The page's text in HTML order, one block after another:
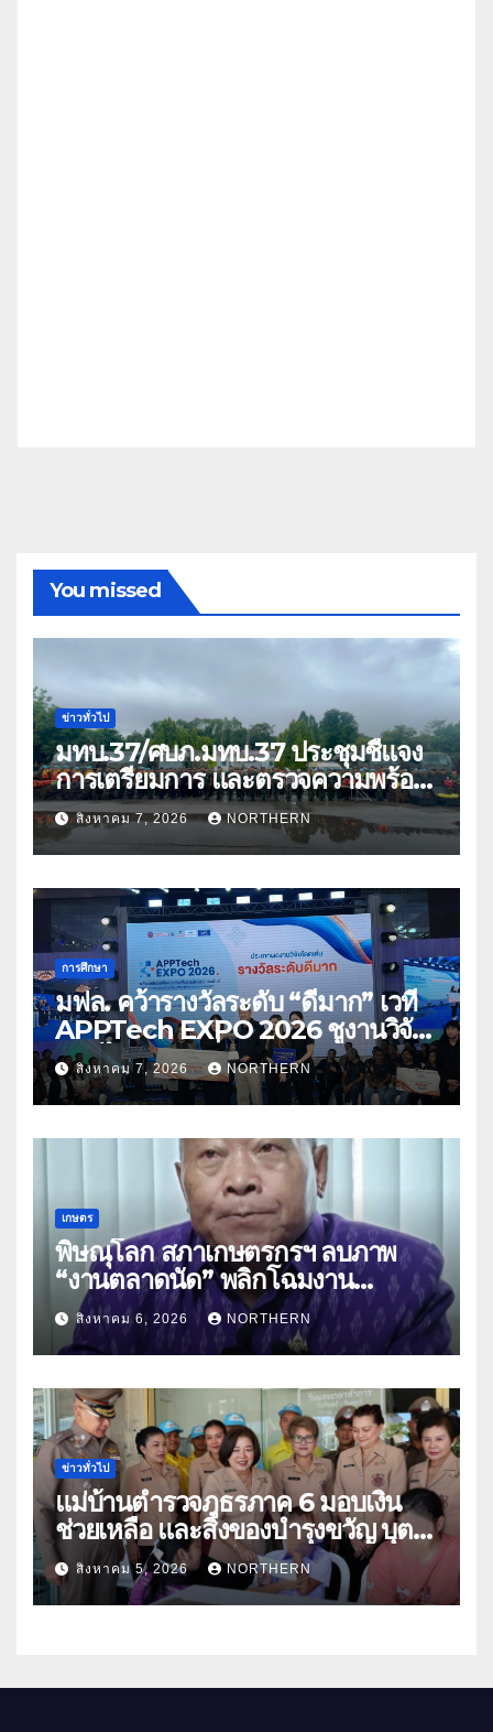
You missed
ข่าวทั่วไป
มทบ.37/ศบภ.มทบ.37 ประชุมชี้แจง
การเตรียมการ และตรวจความพร้อม
ด้านการบรรเทาสาธารณภัย
สิงหาคม 7, 2026 NORTHERN
การศึกษา
มฟล. คว้ารางวัลระดับ “ดีมาก” เวที
APPTech EXPO 2026 ชูงานวิจัย
สมุนไพร ขับเคลื่อนนวัตกรรมสู่เชิง
พาณิชย์
สิงหาคม 7, 2026 NORTHERN
เกษตร
พิษณุโลก สภาเกษตรกรฯ ลบภาพ
“งานตลาดนัด” พลิกโฉมงาน
“เกษตรรุ่งเรืองเมืองสองแคว 69” มุ่ง
ประโยชน์เกษตรกร ดึงนวัตกรรม-จับ
คู่ธุรกิจดันสินค้าเกษตรสู่สากล (คลิป)
สิงหาคม 6, 2026 NORTHERN
ข่าวทั่วไป
แม่บ้านตำรวจภูธรภาค 6 มอบเงิน
ช่วยเหลือ และสิ่งของบำรุงขวัญ บุตร-
ธิดา ข้าราชการตำรวจจังหวัด
อุทัยธานี
สิงหาคม 5, 2026 NORTHERN